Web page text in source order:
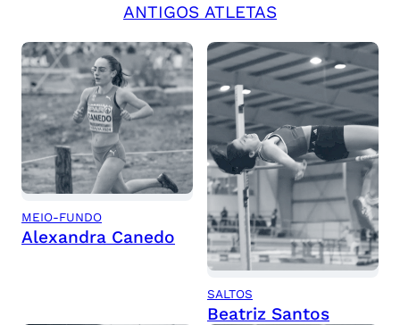
ANTIGOS ATLETAS
MEIO-FUNDO
Alexandra Canedo
SALTOS
Beatriz Santos